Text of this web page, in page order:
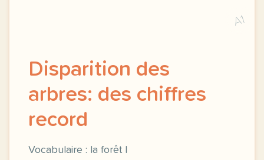
A1
Disparition des
arbres: des chiffres
record
Vocabulaire : la forêt |